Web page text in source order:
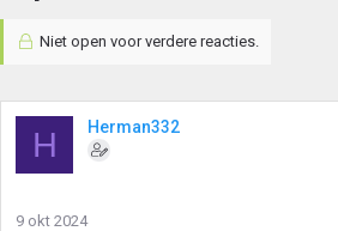
Niet open voor verdere reacties.
H Herman332
9 okt 2024